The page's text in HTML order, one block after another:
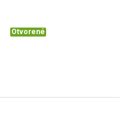
Otvorené